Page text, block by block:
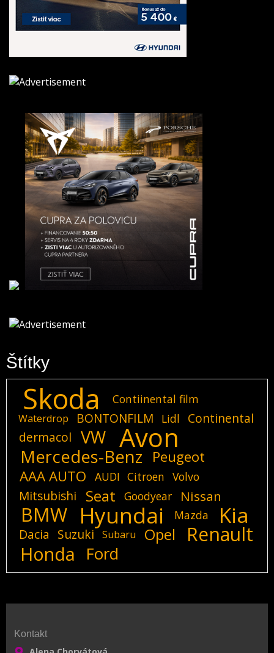
Štítky
Skoda Contiinental film
Waterdrop BONTONFILM Lidl
Continental
dermacol
VW Avon
Mercedes-Benz
Peugeot
AAA AUTO
AUDI Citroen Volvo
Mitsubishi Seat Goodyear Nissan
BMW Hyundai Mazda Kia
Dacia Suzuki Subaru Opel Renault
Honda Ford
Kontakt